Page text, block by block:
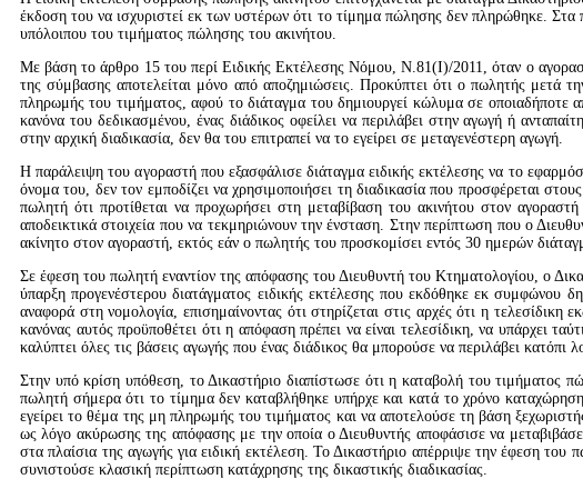
έκδοση του να ισχυριστεί εκ των υστέρων ότι το τίμημα πώλησης δεν πληρώθηκε. Στα
υπόλοιπου του τιμήματος πώλησης του ακινήτου.
Με βάση το άρθρο 15 του περί Ειδικής Εκτέλεσης Νόμου, Ν.81(Ι)/2011, όταν ο
της σύμβασης αποτελείται μόνο από αποζημιώσεις. Προκύπτει ότι ο πωλητής μετά
πληρωμής του τιμήματος, αφού το διάταγμα του δημιουργεί κώλυμα σε οποιαδήποτε
κανόνα του δεδικασμένου, ένας διάδικος οφείλει να περιλάβει στην αγωγή ή
στην αρχική διαδικασία, δεν θα του επιτραπεί να το εγείρει σε μεταγενέστερη αγωγή.
Η παράλειψη του αγοραστή που εξασφάλισε διάταγμα ειδικής εκτέλεσης να το
όνομα του, δεν τον εμποδίζει να χρησιμοποιήσει τη διαδικασία που προσφέρεται
πωλητή ότι προτίθεται να προχωρήσει στη μεταβίβαση του ακινήτου στον
αποδεικτικά στοιχεία που να τεκμηριώνουν την ένσταση. Στην περίπτωση που ο
ακίνητο στον αγοραστή, εκτός εάν ο πωλητής του προσκομίσει εντός 30 ημερών
Σε έφεση του πωλητή εναντίον της απόφασης του Διευθυντή του Κτηματολογίου, ο
ύπαρξη προγενέστερου διατάγματος ειδικής εκτέλεσης που εκδόθηκε εκ συμφώνου
αναφορά στη νομολογία, επισημαίνοντας ότι στηρίζεται στις αρχές ότι η
κανόνας αυτός προϋποθέτει ότι η απόφαση πρέπει να είναι τελεσίδικη, να υπάρχει
καλύπτει όλες τις βάσεις αγωγής που ένας διάδικος θα μπορούσε να περιλάβει
Στην υπό κρίση υπόθεση, το Δικαστήριο διαπίστωσε ότι η καταβολή του τιμήματος
πωλητή σήμερα ότι το τίμημα δεν καταβλήθηκε υπήρχε και κατά το χρόνο
εγείρει το θέμα της μη πληρωμής του τιμήματος και να αποτελούσε τη βάση
ως λόγο ακύρωσης της απόφασης με την οποία ο Διευθυντής αποφάσισε να
στα πλαίσια της αγωγής για ειδική εκτέλεση. Το Δικαστήριο απέρριψε την έφεση
συνιστούσε κλασική περίπτωση κατάχρησης της δικαστικής διαδικασίας.